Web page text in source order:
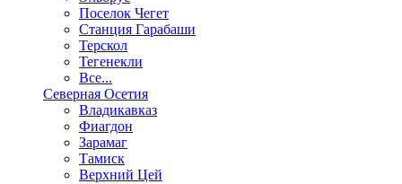
Поселок Чегет
Станция Гарабаши
Терскол
Тегенекли
Все...
Северная Осетия
Владикавказ
Фиагдон
Зарамаг
Тамиск
Верхний Цей